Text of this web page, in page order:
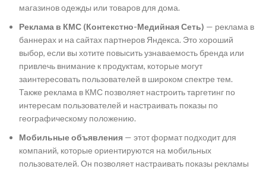
магазинов одежды или товаров для дома.
Реклама в КМС (Контекстно-Медийная Сеть) — реклама в
баннерах и на сайтах партнеров Яндекса. Это хороший
выбор, если вы хотите повысить узнаваемость бренда или
привлечь внимание к продуктам, которые могут
заинтересовать пользователей в широком спектре тем.
Также реклама в КМС позволяет настроить таргетинг по
интересам пользователей и настраивать показы по
географическому положению.
Мобильные объявления — этот формат подходит для
компаний, которые ориентируются на мобильных
пользователей. Он позволяет настраивать показы рекламы